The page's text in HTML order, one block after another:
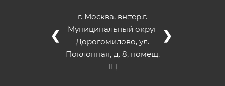
г. Москва, вн.тер.г.
Муниципальный округ
Дорогомилово, ул.
Поклонная, д. 8, помещ.
1Ц
❮ ❯